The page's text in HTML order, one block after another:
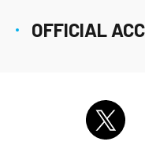
OFFICIAL